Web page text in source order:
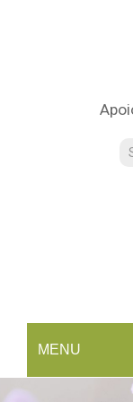
MENU
You have